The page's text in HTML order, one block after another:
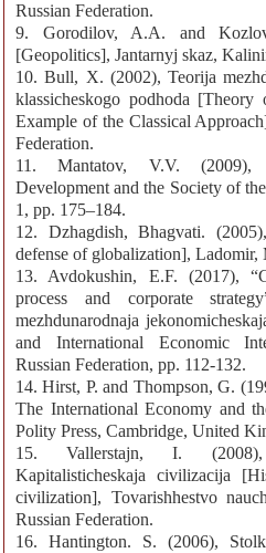
Russian Federation.
9. Gorodilov, A.A. and
[Geopolitics], Jantarnyj skaz,
10. Bull, X. (2002), Teorija
klassicheskogo podhoda
Example of the Classical
Federation.
11. Mantatov, V.V. (2009),
Development and the Society of
1, pp. 175‒184.
12. Dzhagdish, Bhagvati.
defense of globalization], Ladomir,
13. Avdokushin, E.F. (2017),
process and corporate
mezhdunarodnaja
and International Economic
Russian Federation, pp. 112-132.
14. Hirst, P. and Thompson, G.
The International Economy and
Polity Press, Cambridge, United
15. Vallerstajn, I. (2008),
Kapitalisticheskaja civilizacija
civilization], Tovarishhestvo
Russian Federation.
16. Hantington. S. (2006),